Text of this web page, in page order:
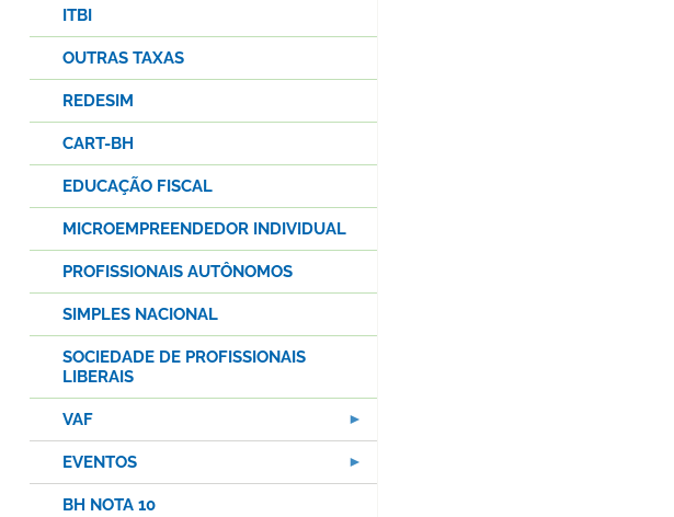
ITBI
OUTRAS TAXAS
REDESIM
CART-BH
EDUCAÇÃO FISCAL
MICROEMPREENDEDOR INDIVIDUAL
PROFISSIONAIS AUTÔNOMOS
SIMPLES NACIONAL
SOCIEDADE DE PROFISSIONAIS
LIBERAIS
VAF
EVENTOS
BH NOTA 10